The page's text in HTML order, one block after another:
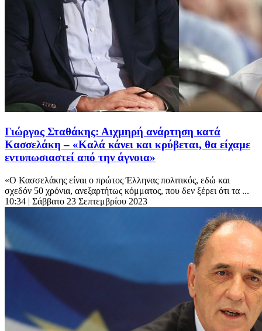
Γιώργος Σταθάκης: Αιχμηρή ανάρτηση κατά
Κασσελάκη – «Καλά κάνει και κρύβεται, θα είχαμε
εντυπωσιαστεί από την άγνοια»
«Ο Κασσελάκης είναι ο πρώτος Έλληνας πολιτικός, εδώ και
σχεδόν 50 χρόνια, ανεξαρτήτως κόμματος, που δεν ξέρει ότι τα ...
10:34 | Σάββατο 23 Σεπτεμβρίου 2023